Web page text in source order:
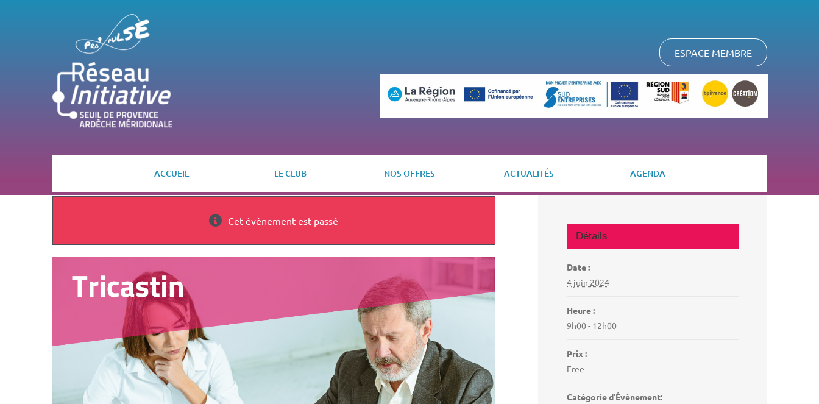
ESPACE MEMBRE
ACCUEIL LE CLUB NOS OFFRES ACTUALITÉS AGENDA
Cet évènement est passé
Détails
Date :
4 juin 2024
Heure :
9h00 - 12h00
Prix :
Free
Catégorie d’Évènement: